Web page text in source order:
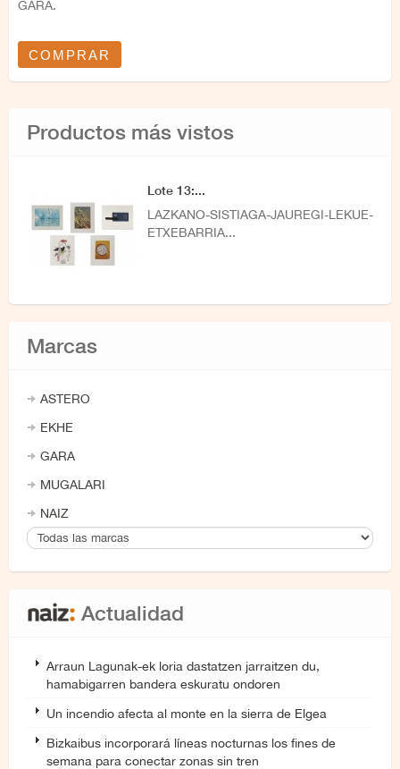
GARA.
COMPRAR
Productos más vistos
Lote 13:...
LAZKANO-SISTIAGA-JAUREGI-LEKUE-
ETXEBARRIA...
Marcas
ASTERO
EKHE
GARA
MUGALARI
NAIZ
Actualidad
Arraun Lagunak-ek loria dastatzen jarraitzen du,
hamabigarren bandera eskuratu ondoren
Un incendio afecta al monte en la sierra de Elgea
Bizkaibus incorporará líneas nocturnas los fines de
semana para conectar zonas sin tren